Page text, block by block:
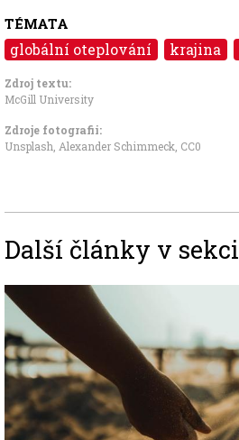
TÉMATA
globální oteplování krajina
Zdroj textu:
McGill University
Zdroje fotografii:
Unsplash, Alexander Schimmeck CC0
Další články v sekci
Image